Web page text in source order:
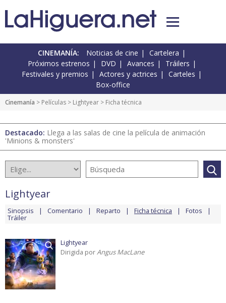
CINEMANÍA: Noticias de cine
Cartelera
Próximos estrenos
DVD Avances
Tráilers
Festivales y premios
Actores y actrices
Carteles
Box-office
Cinemanía > Películas > Lightyear > Ficha técnica
Destacado: Llega a las salas de cine la película de animación
'Minions & monsters'
Lightyear
Sinopsis Comentario Reparto Ficha técnica Fotos
Tráiler
Lightyear
Dirigida porAngus MacLane